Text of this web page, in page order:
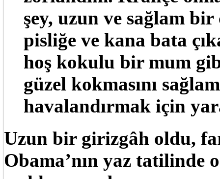
şey, uzun ve sağlam
pisliğe ve kana bata
hoş kokulu bir mum
güzel kokmasını
havalandırmak için
Uzun bir girizgâh oldu,
Obama’nın yaz tatilinde